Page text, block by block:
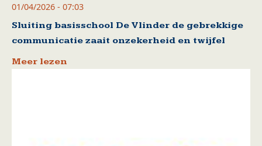
01/04/2026 - 07:03
Sluiting basisschool De Vlinder de gebrekkige
communicatie zaait onzekerheid en twijfel
Meer lezen